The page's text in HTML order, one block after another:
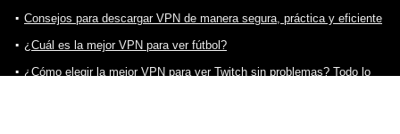
Consejos para descargar VPN de manera segura, práctica y eficiente
¿Cuál es la mejor VPN para ver fútbol?
¿Cómo elegir la mejor VPN para ver Twitch sin problemas? Todo lo